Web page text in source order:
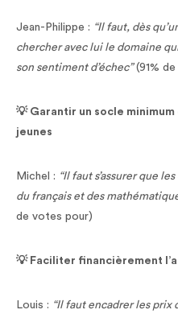
Jean-Philippe : “Il faut, dès
chercher avec lui le domaine
son sentiment d’échec”(91%
💡 Garantir un socle
jeunes
Michel : “Il faut s’assurer que
du français et des
de votes pour)
💡 Faciliter financièrement
Louis : “Il faut encadrer les